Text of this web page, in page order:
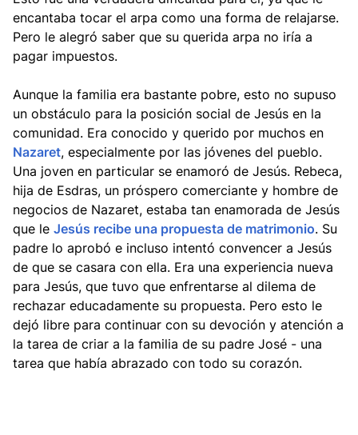
encantaba tocar el arpa como una forma de relajarse.
Pero le alegró saber que su querida arpa no iría a
pagar impuestos.
Aunque la familia era bastante pobre, esto no supuso
un obstáculo para la posición social de Jesús en la
comunidad. Era conocido y querido por muchos en
Nazaret, especialmente por las jóvenes del pueblo.
Una joven en particular se enamoró de Jesús. Rebeca,
hija de Esdras, un próspero comerciante y hombre de
negocios de Nazaret, estaba tan enamorada de Jesús
que le Jesús recibe una propuesta de matrimonio. Su
padre lo aprobó e incluso intentó convencer a Jesús
de que se casara con ella. Era una experiencia nueva
para Jesús, que tuvo que enfrentarse al dilema de
rechazar educadamente su propuesta. Pero esto le
dejó libre para continuar con su devoción y atención a
la tarea de criar a la familia de su padre José - una
tarea que había abrazado con todo su corazón.